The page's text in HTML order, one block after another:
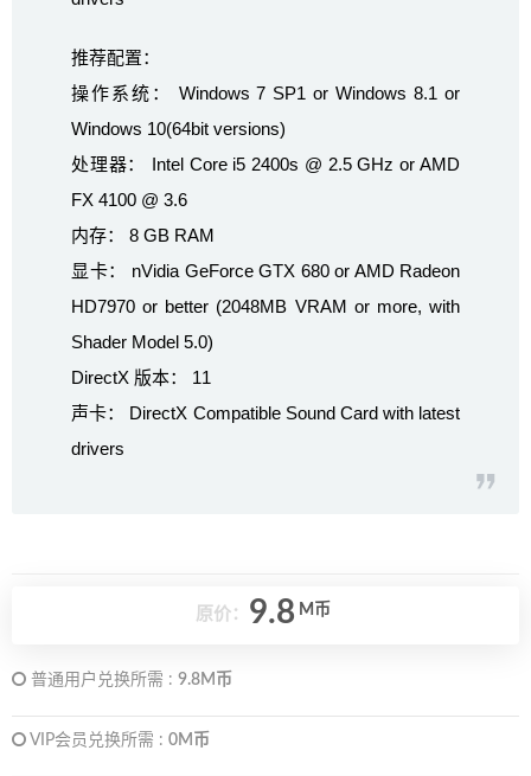
推荐配置：
操作系统： Windows 7 SP1 or Windows 8.1 or
Windows 10(64bit versions)
处理器： Intel Core i5 2400s @ 2.5 GHz or AMD
FX 4100 @ 3.6
内存： 8 GB RAM
显卡： nVidia GeForce GTX 680 or AMD Radeon
HD7970 or better (2048MB VRAM or more, with
Shader Model 5.0)
DirectX 版本： 11
声卡： DirectX Compatible Sound Card with latest
drivers
原价： 9.8 M币
普通用户兑换所需 : 9.8M币
VIP会员兑换所需 : 0M币